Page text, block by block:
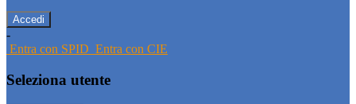
-
Entra con SPID Entra con CIE
Seleziona utente